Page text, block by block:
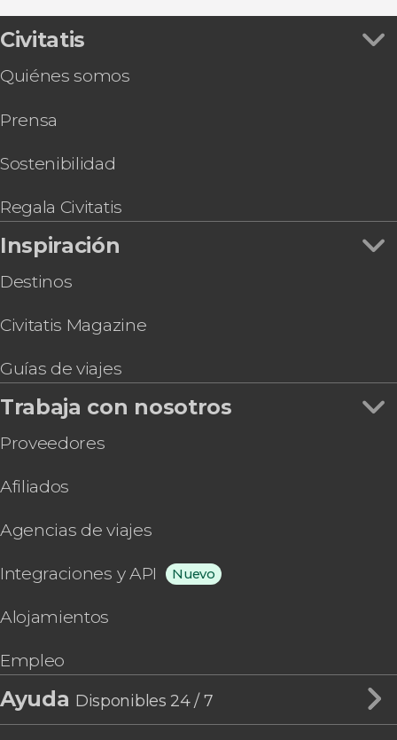
Torino + Piemonte Card
Tour en bicicleta por Turín
Royal Pass Turín y Piamonte
Entrada al Museo de la Juventus
Tour por los subterráneos de Turín
turístico de Turín
Civitatis
Quiénes somos
Prensa
Sostenibilidad
Regala Civitatis
Inspiración
Destinos
Civitatis Magazine
Guías de viajes
Trabaja con nosotros
Proveedores
Afiliados
Agencias de viajes
Integraciones y API Nuevo
Alojamientos
Empleo
Ayuda Disponibles 24 / 7